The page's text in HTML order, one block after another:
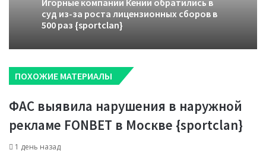
суд из-за роста лицензионных сборов в
500 раз {sportclan}
ПОХОЖИЕ МАТЕРИАЛЫ
ФАС выявила нарушения в наружной
рекламе FONBET в Москве {sportclan}
1 день назад